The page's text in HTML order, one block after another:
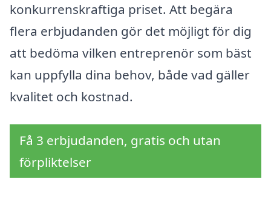
konkurrenskraftiga priset. Att begära
flera erbjudanden gör det möjligt för dig
att bedöma vilken entreprenör som bäst
kan uppfylla dina behov, både vad gäller
kvalitet och kostnad.
Få 3 erbjudanden, gratis och utan
förpliktelser